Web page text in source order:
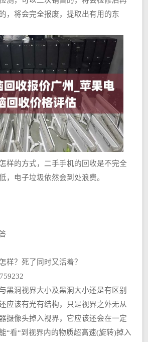
，将会完全报废，提取出有用的东
的方式，二手手机的回收是不完全
，电子垃圾依然会到处浪费。
？死了同时又活着？
洞视界大小及黑洞大小还是有区别
应该有光有结构，只是视界之外无从
摄像头掉入视界，它应该还会在一定
“看“到视界内的物质超高速(旋转)掉入